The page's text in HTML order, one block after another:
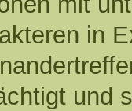
in
und